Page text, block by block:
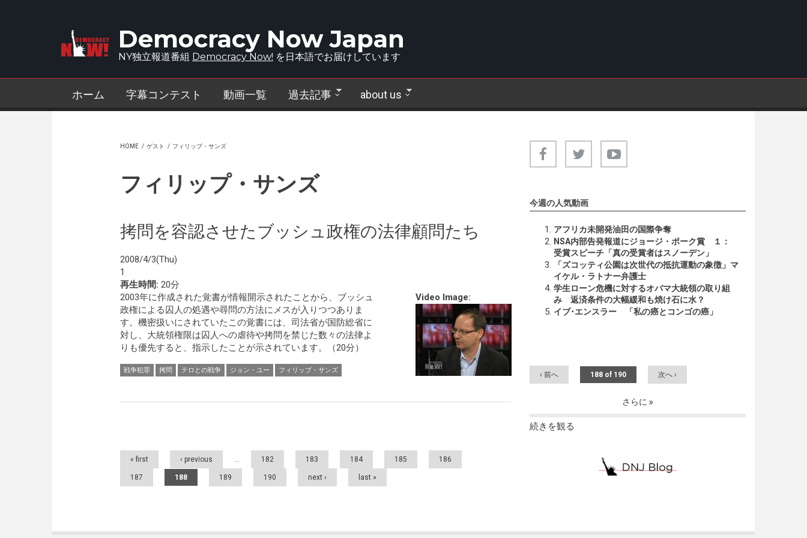
Democracy Now Japan
NY独立報道番組 Democracy Now! を日本語でお届けしています
ホーム 字幕コンテスト 動画一覧 過去記事 about us
HOME / ゲスト / フィリップ・サンズ
フィリップ・サンズ
拷問を容認させたブッシュ政権の法律顧問たち
2008/4/3(Thu)
1
再生時間: 20分
Video Image:
2003年に作成された覚書が情報開示されたことから、ブッシュ
政権による囚人の処遇や尋問の方法にメスが入りつつありま
す。機密扱いにされていたこの覚書には、司法省が国防総省に
対し、大統領権限は囚人への虐待や拷問を禁じた数々の法律よ
りも優先すると、指示したことが示されています。（20分）
戦争犯罪 拷問 テロとの戦争 ジョン・ユー フィリップ・サンズ
Pages
« first ‹ previous … 182 183 184 185 186
187 188 189 190 next › last »
今週の人気動画
アフリカ未開発油田の国際争奪
NSA内部告発報道にジョージ・ポーク賞 １：
受賞スピーチ「真の受賞者はスノーデン」
「ズコッティ公園は次世代の抵抗運動の象徴」マ
イケル・ラトナー弁護士
学生ローン危機に対するオバマ大統領の取り組
み 返済条件の大幅緩和も焼け石に水？
イブ･エンスラー 「私の癌とコンゴの癌」
‹ 前へ 188 of 190 次へ ›
さらに
続きを観る